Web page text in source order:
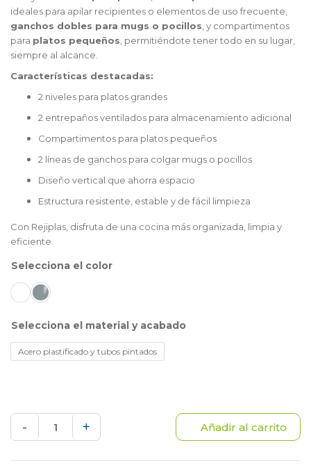
ideales para apilar recipientes o elementos de uso frecuente,
ganchos dobles para mugs o pocillos, y compartimentos
para platos pequeños, permitiéndote tener todo en su lugar,
siempre al alcance.
Características destacadas:
2 niveles para platos grandes
2 entrepaños ventilados para almacenamiento adicional
Compartimentos para platos pequeños
2 líneas de ganchos para colgar mugs o pocillos
Diseño vertical que ahorra espacio
Estructura resistente, estable y de fácil limpieza
Con Rejiplas, disfruta de una cocina más organizada, limpia y
eficiente.
color
material y acabado
Acero plastificado y tubos pintados
-
Locero
+ Añadir al carrito